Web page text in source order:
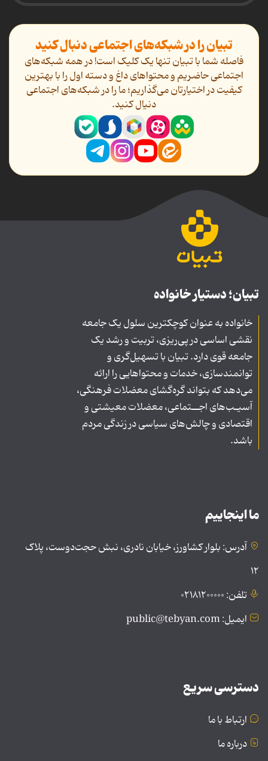
تبیان را در شبکه‌های اجتماعی دنبال کنید
فاصله شما با تبیان تنها یک کلیک است! در همه شبکه‌های
اجتماعی حاضریم و محتواهای داغ و دسته اول را با بهترین
کیفیت در اختیارتان می‌گذاریم؛ ما را در شبکه‌های اجتماعی
دنیال کنید.
تبیان؛ دستیار خانواده
خانواده به عنوان کوچکترین سلول یک جامعه
نقشی اساسی در پی‌ریزی، تربیت و رشد یک
جامعه قوی دارد. تبیان با تسهیل‌گری و
توانمندسازی، خدمات و محتواهایی را ارائه
می‌دهد که بتواند گره‌گشای معضلات فرهنگی،
آسیـب‌های اجــتماعی، معضلات معیشتی و
اقتصادی و چالش‌های سیاسی در زندگی مردم
باشد.
ما اینجاییم
آدرس: بلوار کشاورز، خیابان نادری، نبش حجت‌دوست، پلاک
۱۲
تلفن: ۰۲۱۸۱۲۰۰۰۰۰
ایمیل: public@tebyan.com
دسترسی سریع
ارتباط با ما
درباره ما